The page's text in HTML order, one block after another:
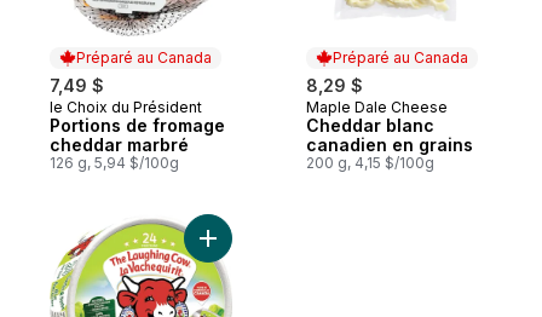
Préparé au Canada
7,49 $
Préparé au Canada
le Choix du Président
Portions de fromage
cheddar marbré
126 g, 5,94 $/100g
Préparé au Canada
8,29 $
Préparé au Canada
Maple Dale Cheese
Cheddar blanc
canadien en grains
200 g, 4,15 $/100g
Ajouter La Vache qui Rit Produit de